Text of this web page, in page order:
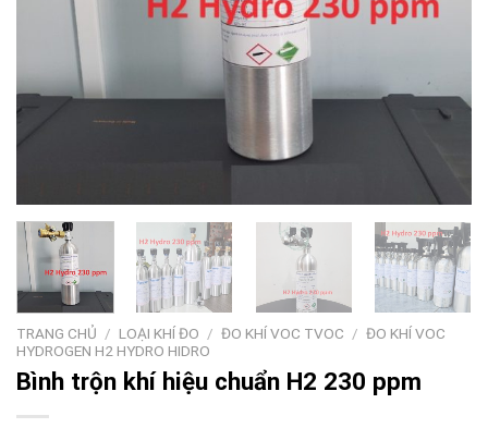
TRANG CHỦ / LOẠI KHÍ ĐO / ĐO KHÍ VOC TVOC / ĐO KHÍ VOC
HYDROGEN H2 HYDRO HIDRO
Bình trộn khí hiệu chuẩn H2 230 ppm